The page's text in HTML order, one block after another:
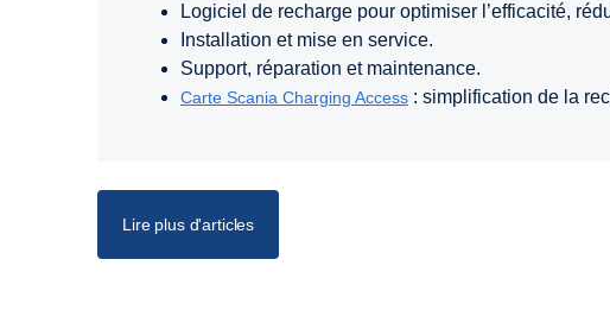
Logiciel de recharge pour optimiser l’efficacité,
Installation et mise en service.
Support, réparation et maintenance.
Carte Scania Charging Access : simplification de la
Lire plus d'articles